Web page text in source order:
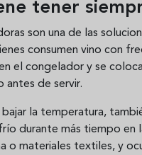
tener
son una de las
consumen vino con
el congelador y se
antes de servir.
la temperatura,
durante más tiempo en
o materiales textiles, y